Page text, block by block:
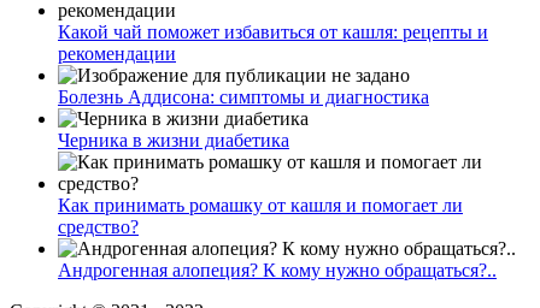
Какой чай поможет избавиться от кашля: рецепты и
рекомендации
Болезнь Аддисона: симптомы и диагностика
Черника в жизни диабетика
Как принимать ромашку от кашля и помогает ли
средство?
Андрогенная алопеция? К кому нужно обращаться?..